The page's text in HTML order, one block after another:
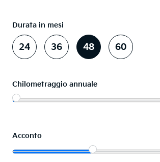
Durata in mesi
24 36 48 60
Chilometraggio annuale
Acconto